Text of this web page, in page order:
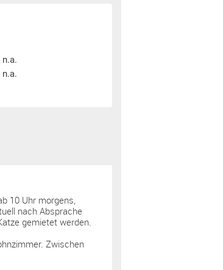
n.a.
n.a.
10 Uhr morgens,
nach Absprache
gemietet werden.
Zwischen